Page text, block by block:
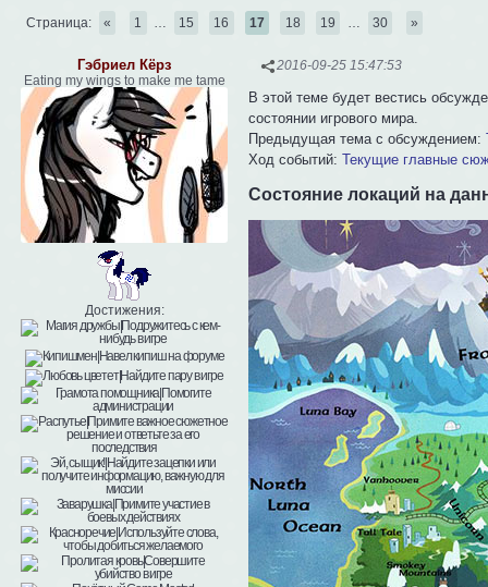
Страница: « 1 15 16 17 18 19 30 »
2016-09-25 15:47:53
Гэбриел Кёрз
Eating my wings to make me tame
Достижения:
В этой теме будет вестись
состоянии игрового мира.
Предыдущая тема с обсуждением:
Ход событий:Текущие главные
Состояние локаций на